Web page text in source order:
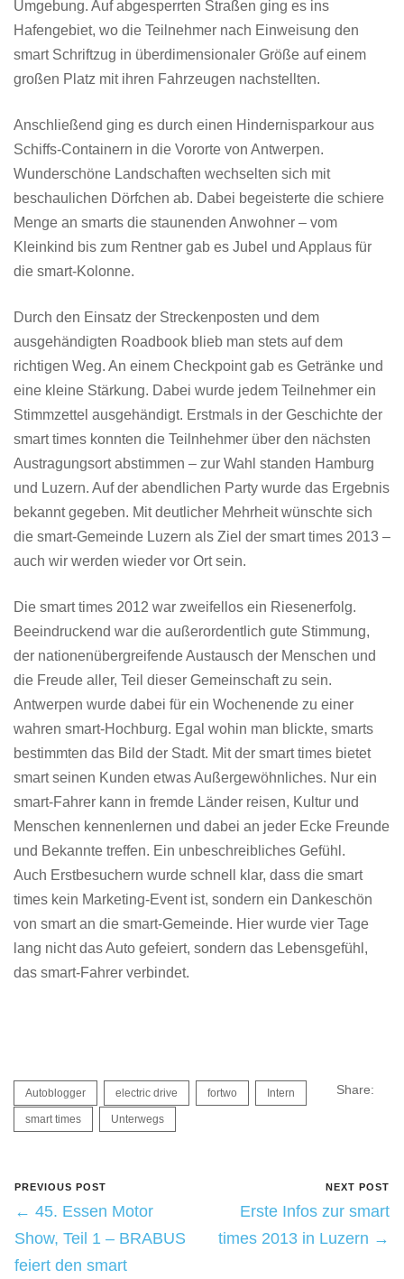
Umgebung. Auf abgesperrten Straßen ging es ins
Hafengebiet, wo die Teilnehmer nach Einweisung den
smart Schriftzug in überdimensionaler Größe auf einem
großen Platz mit ihren Fahrzeugen nachstellten.
Anschließend ging es durch einen Hindernisparkour aus
Schiffs-Containern in die Vororte von Antwerpen.
Wunderschöne Landschaften wechselten sich mit
beschaulichen Dörfchen ab. Dabei begeisterte die schiere
Menge an smarts die staunenden Anwohner – vom
Kleinkind bis zum Rentner gab es Jubel und Applaus für
die smart-Kolonne.
Durch den Einsatz der Streckenposten und dem
ausgehändigten Roadbook blieb man stets auf dem
richtigen Weg. An einem Checkpoint gab es Getränke und
eine kleine Stärkung. Dabei wurde jedem Teilnehmer ein
Stimmzettel ausgehändigt. Erstmals in der Geschichte der
smart times konnten die Teilnhehmer über den nächsten
Austragungsort abstimmen – zur Wahl standen Hamburg
und Luzern. Auf der abendlichen Party wurde das Ergebnis
bekannt gegeben. Mit deutlicher Mehrheit wünschte sich
die smart-Gemeinde Luzern als Ziel der smart times 2013 –
auch wir werden wieder vor Ort sein.
Die smart times 2012 war zweifellos ein Riesenerfolg.
Beeindruckend war die außerordentlich gute Stimmung,
der nationenübergreifende Austausch der Menschen und
die Freude aller, Teil dieser Gemeinschaft zu sein.
Antwerpen wurde dabei für ein Wochenende zu einer
wahren smart-Hochburg. Egal wohin man blickte, smarts
bestimmten das Bild der Stadt. Mit der smart times bietet
smart seinen Kunden etwas Außergewöhnliches. Nur ein
smart-Fahrer kann in fremde Länder reisen, Kultur und
Menschen kennenlernen und dabei an jeder Ecke Freunde
und Bekannte treffen. Ein unbeschreibliches Gefühl.
Auch Erstbesuchern wurde schnell klar, dass die smart
times kein Marketing-Event ist, sondern ein Dankeschön
von smart an die smart-Gemeinde. Hier wurde vier Tage
lang nicht das Auto gefeiert, sondern das Lebensgefühl,
das smart-Fahrer verbindet.
Autoblogger electric drive fortwo Intern
smart times Unterwegs
Share:
PREVIOUS POST
← 45. Essen Motor
Show, Teil 1 – BRABUS
feiert den smart
NEXT POST
Erste Infos zur smart
times 2013 in Luzern →